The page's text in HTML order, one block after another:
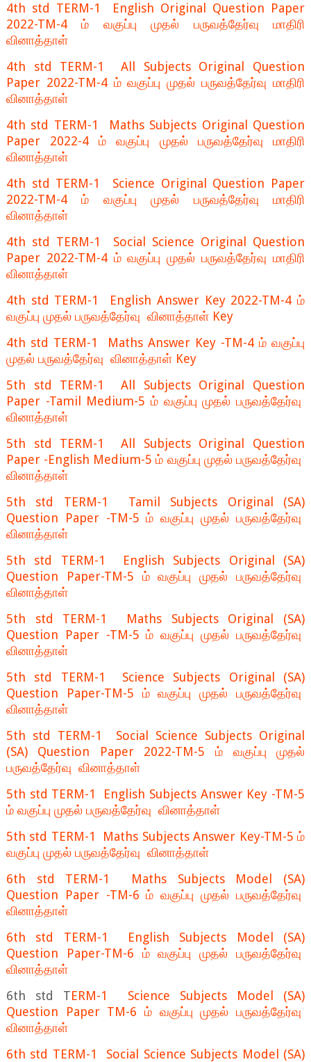
4th std TERM-1 English Original Question Paper
2022-TM-4 ம் வகுப்பு முதல் பருவத்தேர்வு மாதிரி
வினாத்தாள்
4th std TERM-1 All Subjects Original Question
Paper 2022-TM-4 ம் வகுப்பு முதல் பருவத்தேர்வு மாதிரி
வினாத்தாள்
4th std TERM-1 Maths Subjects Original Question
Paper 2022-4 ம் வகுப்பு முதல் பருவத்தேர்வு மாதிரி
வினாத்தாள்
4th std TERM-1 Science Original Question Paper
2022-TM-4 ம் வகுப்பு முதல் பருவத்தேர்வு மாதிரி
வினாத்தாள்
4th std TERM-1 Social Science Original Question
Paper 2022-TM-4 ம் வகுப்பு முதல் பருவத்தேர்வு மாதிரி
வினாத்தாள்
4th std TERM-1 English Answer Key 2022-TM-4 ம்
வகுப்பு முதல் பருவத்தேர்வு வினாத்தாள் Key
4th std TERM-1 Maths Answer Key -TM-4 ம் வகுப்பு
முதல் பருவத்தேர்வு வினாத்தாள் Key
5th std TERM-1 All Subjects Original Question
Paper -Tamil Medium-5 ம் வகுப்பு முதல் பருவத்தேர்வு
வினாத்தாள்
5th std TERM-1 All Subjects Original Question
Paper -English Medium-5 ம் வகுப்பு முதல் பருவத்தேர்வு
வினாத்தாள்
5th std TERM-1 Tamil Subjects Original (SA)
Question Paper -TM-5 ம் வகுப்பு முதல் பருவத்தேர்வு
வினாத்தாள்
5th std TERM-1 English Subjects Original (SA)
Question Paper-TM-5 ம் வகுப்பு முதல் பருவத்தேர்வு
வினாத்தாள்
5th std TERM-1 Maths Subjects Original (SA)
Question Paper -TM-5 ம் வகுப்பு முதல் பருவத்தேர்வு
வினாத்தாள்
5th std TERM-1 Science Subjects Original (SA)
Question Paper-TM-5 ம் வகுப்பு முதல் பருவத்தேர்வு
வினாத்தாள்
5th std TERM-1 Social Science Subjects Original
(SA) Question Paper 2022-TM-5 ம் வகுப்பு முதல்
பருவத்தேர்வு வினாத்தாள்
5th std TERM-1 English Subjects Answer Key -TM-5
ம் வகுப்பு முதல் பருவத்தேர்வு வினாத்தாள்
5th std TERM-1 Maths Subjects Answer Key-TM-5 ம்
வகுப்பு முதல் பருவத்தேர்வு வினாத்தாள்
6th std TERM-1 Maths Subjects Model (SA)
Question Paper -TM-6 ம் வகுப்பு முதல் பருவத்தேர்வு
வினாத்தாள்
6th std TERM-1 English Subjects Model (SA)
Question Paper-TM-6 ம் வகுப்பு முதல் பருவத்தேர்வு
வினாத்தாள்
6th std TERM-1 Science Subjects Model (SA)
Question Paper TM-6 ம் வகுப்பு முதல் பருவத்தேர்வு
வினாத்தாள்
6th std TERM-1 Social Science Subjects Model (SA)